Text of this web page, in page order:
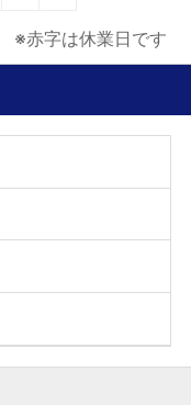
※赤字は休業日です